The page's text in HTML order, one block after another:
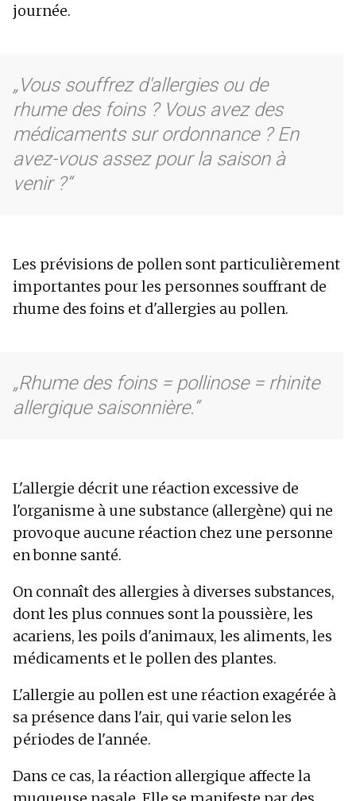
journée.
Vous souffrez d'allergies ou de
rhume des foins ? Vous avez des
médicaments sur ordonnance ? En
avez-vous assez pour la saison à
venir ?
Les prévisions de pollen sont particulièrement
importantes pour les personnes souffrant de
rhume des foins et d'allergies au pollen.
Rhume des foins = pollinose = rhinite
allergique saisonnière.
L'allergie décrit une réaction excessive de
l'organisme à une substance (allergène) qui ne
provoque aucune réaction chez une personne
en bonne santé.
On connaît des allergies à diverses substances,
dont les plus connues sont la poussière, les
acariens, les poils d'animaux, les aliments, les
médicaments et le pollen des plantes.
L'allergie au pollen est une réaction exagérée à
sa présence dans l'air, qui varie selon les
périodes de l'année.
Dans ce cas, la réaction allergique affecte la